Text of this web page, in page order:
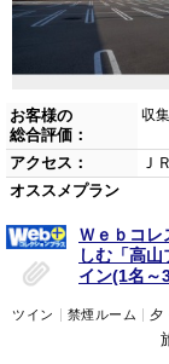
お客様の
総合評価：
収
アクセス：
Ｊ
オススメプラン
Ｗｅｂコ
しむ「高
イン(1名～
ツイン 禁煙ルーム 夕